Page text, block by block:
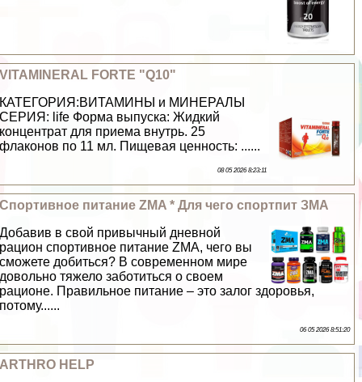
VITAMINERAL FORTE "Q10"
КАТЕГОРИЯ:ВИТАМИНЫ и МИНЕРАЛЫ
СЕРИЯ: life Форма выпуска: Жидкий
концентрат для приема внутрь. 25
флаконов по 11 мл. Пищевая ценность: ......
08 05 2026 8:23:11
Спортивное питание ZMA * Для чего спортпит ЗМА
Добавив в свой привычный дневной
рацион спортивное питание ZMA, чего вы
сможете добиться? В современном мире
довольно тяжело заботиться о своем
рационе. Правильное питание – это залог здоровья,
потому......
06 05 2026 8:51:20
ARTHRO HELP